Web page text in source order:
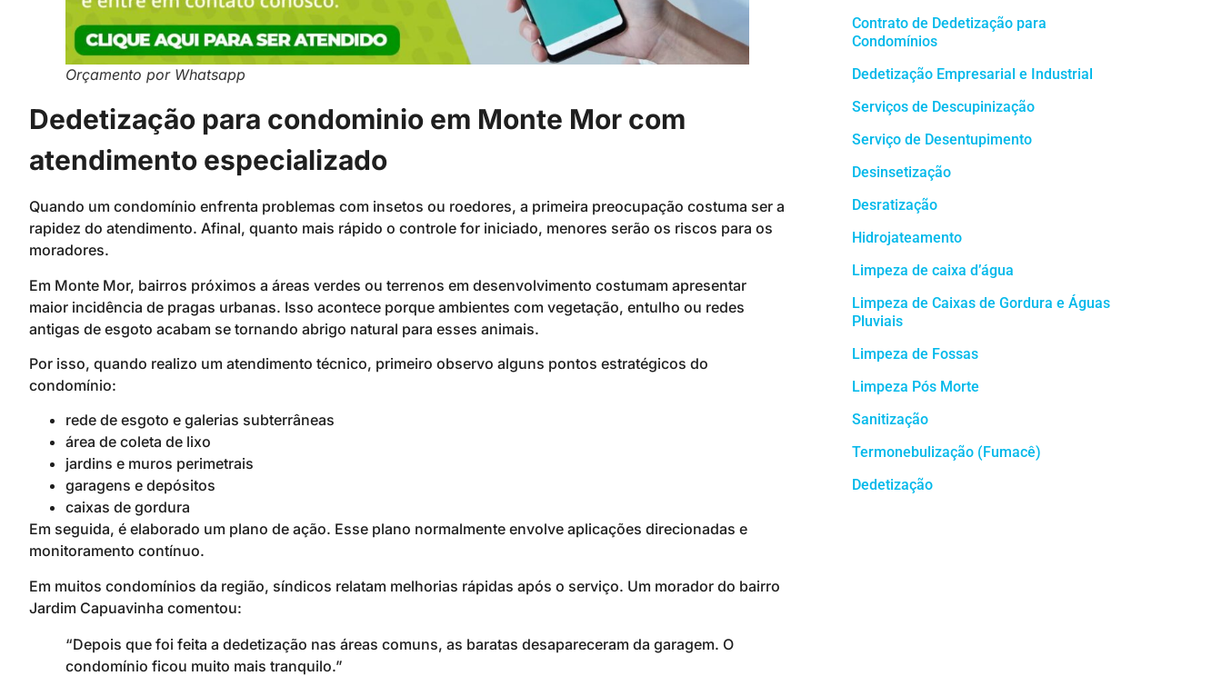
Orçamento por Whatsapp
Dedetização para condominio em Monte Mor com
atendimento especializado
Quando um condomínio enfrenta problemas com insetos ou roedores, a primeira preocupação costuma ser a
rapidez do atendimento. Afinal, quanto mais rápido o controle for iniciado, menores serão os riscos para os
moradores.
Em Monte Mor, bairros próximos a áreas verdes ou terrenos em desenvolvimento costumam apresentar
maior incidência de pragas urbanas. Isso acontece porque ambientes com vegetação, entulho ou redes
antigas de esgoto acabam se tornando abrigo natural para esses animais.
Por isso, quando realizo um atendimento técnico, primeiro observo alguns pontos estratégicos do
condomínio:
rede de esgoto e galerias subterrâneas
área de coleta de lixo
jardins e muros perimetrais
garagens e depósitos
caixas de gordura
Em seguida, é elaborado um plano de ação. Esse plano normalmente envolve aplicações direcionadas e
monitoramento contínuo.
Em muitos condomínios da região, síndicos relatam melhorias rápidas após o serviço. Um morador do bairro
Jardim Capuavinha comentou:
“Depois que foi feita a dedetização nas áreas comuns, as baratas desapareceram da garagem. O
condomínio ficou muito mais tranquilo.”
Contrato de Dedetização para
Condomínios
Dedetização Empresarial e Industrial
Serviços de Descupinização
Serviço de Desentupimento
Desinsetização
Desratização
Hidrojateamento
Limpeza de caixa d’água
Limpeza de Caixas de Gordura e Águas
Pluviais
Limpeza de Fossas
Limpeza Pós Morte
Sanitização
Termonebulização (Fumacê)
Dedetização